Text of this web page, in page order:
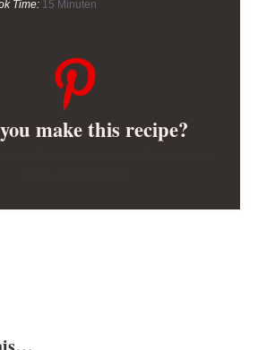
Time: 15 Minuten
make this recipe?